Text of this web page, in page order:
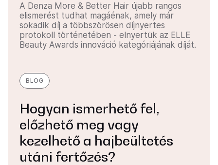
A Denza More & Better Hair újabb rangos
elismerést tudhat magáénak, amely már
sokadik díj a többszörösen díjnyertes
protokoll történetében - elnyertük az ELLE
Beauty Awards innováció kategóriájának díját.
BLOG
Hogyan ismerhető fel,
előzhető meg vagy
kezelhető a hajbeültetés
utáni fertőzés?